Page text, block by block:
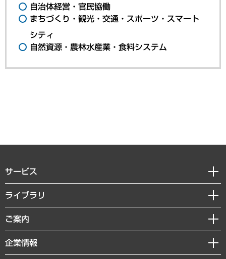
自治体経営・官民協働
まちづくり・観光・交通・スポーツ・スマート
シティ
自然資源・農林水産業・食料システム
サービス
経営戦略
組織・人事戦略
デジタルイノベーション
ライブラリ
経済調査
レポート
コラム
ご案内
セミナー・イベント情報
MUFGビジネスセミナー
企業情報